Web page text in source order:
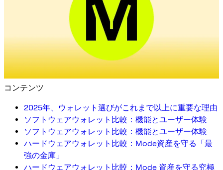
コンテンツ
2025年、ウォレット選びがこれまで以上に重要な理由
ソフトウェアウォレット比較：機能とユーザー体験
ソフトウェアウォレット比較：機能とユーザー体験
ハードウェアウォレット比較：Mode資産を守る「最
強の金庫」
ハードウェアウォレット比較：Mode 資産を守る究極